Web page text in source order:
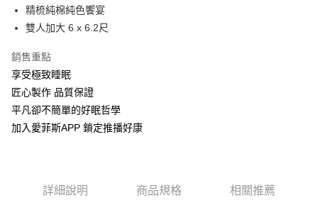
街口支付
全盈+PAY
運送方式
物流宅配
每筆NT$150，滿NT$1,599(含以上)免運費
精梳純棉純色饗宴
雙人加大 6 x 6.2尺
銷售重點
享受極致睡眠
匠心製作 品質保證
平凡卻不簡單的好眠哲學
加入愛菲斯APP 鎖定推播好康
詳細說明 商品規格 相關推薦